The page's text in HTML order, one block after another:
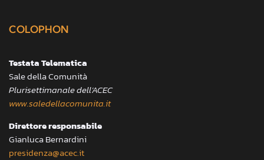
COLOPHON
Testata Telematica
Sale della Comunità
Plurisettimanale dell’ACEC
www.saledellacomunita.it
Direttore responsabile
Gianluca Bernardini
presidenza@acec.it